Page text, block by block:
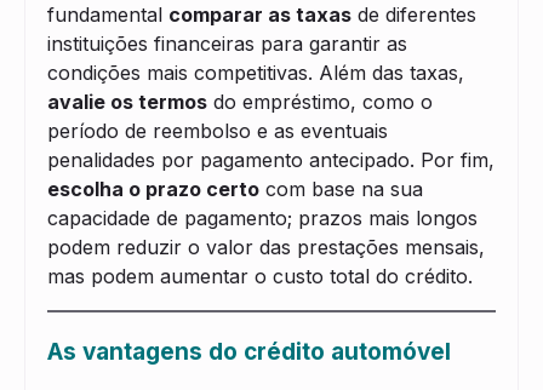
fundamental comparar as taxas de diferentes
instituições financeiras para garantir as
condições mais competitivas. Além das taxas,
avalie os termos do empréstimo, como o
período de reembolso e as eventuais
penalidades por pagamento antecipado. Por fim,
escolha o prazo certo com base na sua
capacidade de pagamento; prazos mais longos
podem reduzir o valor das prestações mensais,
mas podem aumentar o custo total do crédito.
As vantagens do crédito automóvel